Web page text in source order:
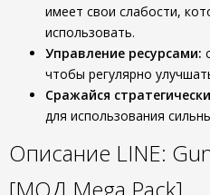
имеет свои слабости,
использовать.
Управление ресурсами:
чтобы регулярно
Сражайся
для использования
Описание LINE: